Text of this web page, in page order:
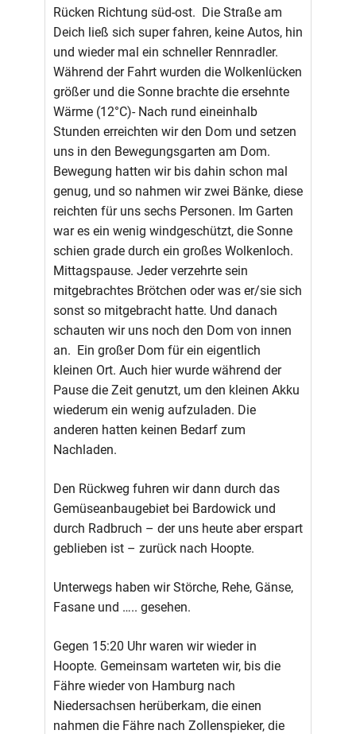
Rücken Richtung süd-ost. Die Straße am
Deich ließ sich super fahren, keine Autos, hin
und wieder mal ein schneller Rennradler.
Während der Fahrt wurden die Wolkenlücken
größer und die Sonne brachte die ersehnte
Wärme (12°C)- Nach rund eineinhalb
Stunden erreichten wir den Dom und setzen
uns in den Bewegungsgarten am Dom.
Bewegung hatten wir bis dahin schon mal
genug, und so nahmen wir zwei Bänke, diese
reichten für uns sechs Personen. Im Garten
war es ein wenig windgeschützt, die Sonne
schien grade durch ein großes Wolkenloch.
Mittagspause. Jeder verzehrte sein
mitgebrachtes Brötchen oder was er/sie sich
sonst so mitgebracht hatte. Und danach
schauten wir uns noch den Dom von innen
an. Ein großer Dom für ein eigentlich
kleinen Ort. Auch hier wurde während der
Pause die Zeit genutzt, um den kleinen Akku
wiederum ein wenig aufzuladen. Die
anderen hatten keinen Bedarf zum
Nachladen.
Den Rückweg fuhren wir dann durch das
Gemüseanbaugebiet bei Bardowick und
durch Radbruch – der uns heute aber erspart
geblieben ist – zurück nach Hoopte.
Unterwegs haben wir Störche, Rehe, Gänse,
Fasane und ….. gesehen.
Gegen 15:20 Uhr waren wir wieder in
Hoopte. Gemeinsam warteten wir, bis die
Fähre wieder von Hamburg nach
Niedersachsen herüberkam, die einen
nahmen die Fähre nach Zollenspieker, die